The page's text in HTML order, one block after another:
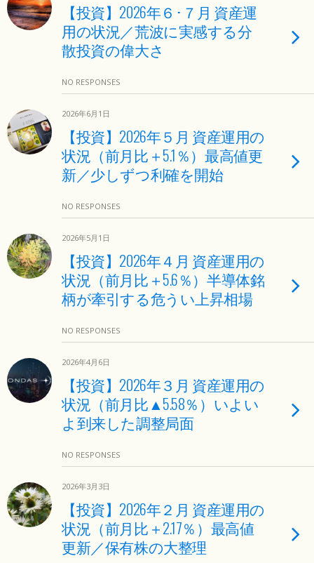
【投資】2026年６･７月 資産運
用の状況／荒波に実感する分
散投資の偉大さ
NO RESPONSES
2026年6月1日
【投資】2026年５月 資産運用の
状況（前月比＋5.1％）最高値更
新／少しずつ利確を開始
NO RESPONSES
2026年5月1日
【投資】2026年４月 資産運用の
状況（前月比＋5.6％）半導体銘
柄が牽引する危うい上昇相場
NO RESPONSES
2026年4月6日
【投資】2026年３月 資産運用の
状況（前月比▲5.58％）いよい
よ到来した調整局面
NO RESPONSES
2026年3月3日
【投資】2026年２月 資産運用の
状況（前月比＋2.17％）最高値
更新／保有株の大整理